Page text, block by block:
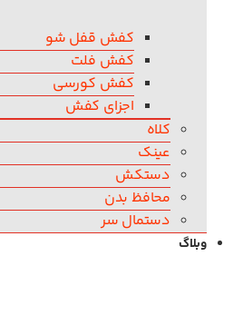
کفش قفل شو
کفش فلت
کفش کورسی
اجزای کفش
کلاه
عینک
دستکش
محافظ بدن
دستمال سر
وبلاگ